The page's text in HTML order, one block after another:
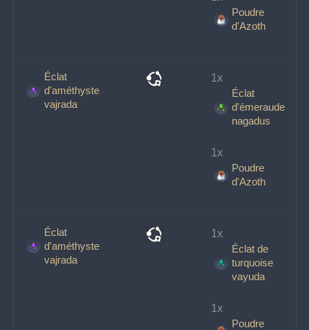
Poudre
d'Azoth
Éclat
d'améthyste
vajrada
1x
Éclat
d'émeraude
nagadus
1x
Poudre
d'Azoth
Éclat
d'améthyste
vajrada
1x
Éclat de
turquoise
vayuda
1x
Poudre